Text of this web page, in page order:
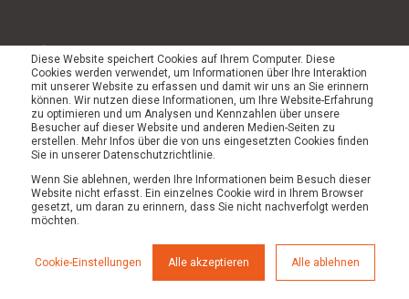
Diese Website speichert Cookies auf Ihrem Computer. Diese
Cookies werden verwendet, um Informationen über Ihre Interaktion
mit unserer Website zu erfassen und damit wir uns an Sie erinnern
können. Wir nutzen diese Informationen, um Ihre Website-Erfahrung
zu optimieren und um Analysen und Kennzahlen über unsere
Besucher auf dieser Website und anderen Medien-Seiten zu
erstellen. Mehr Infos über die von uns eingesetzten Cookies finden
Sie in unserer Datenschutzrichtlinie.
Wenn Sie ablehnen, werden Ihre Informationen beim Besuch dieser
Website nicht erfasst. Ein einzelnes Cookie wird in Ihrem Browser
gesetzt, um daran zu erinnern, dass Sie nicht nachverfolgt werden
möchten.
Cookie-Einstellungen Alle akzeptieren Alle ablehnen
Weil Unternehmen keine Lösungen von gestern
brauchen.
Kartäuserwall 28e,